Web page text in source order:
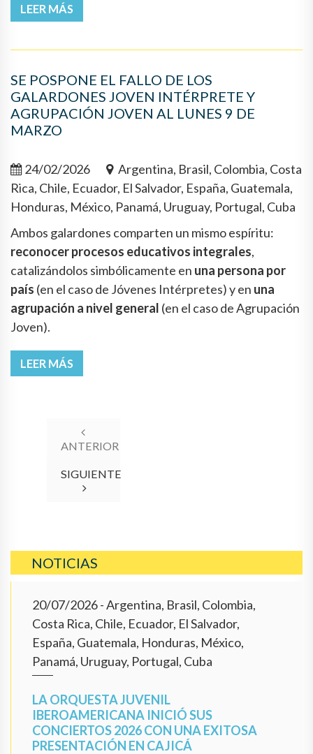
LEER MÁS
SE POSPONE EL FALLO DE LOS
GALARDONES JOVEN INTÉRPRETE Y
AGRUPACIÓN JOVEN AL LUNES 9 DE
MARZO
24/02/2026
Argentina, Brasil, Colombia, Costa
Rica, Chile, Ecuador, El Salvador, España, Guatemala,
Honduras, México, Panamá, Uruguay, Portugal, Cuba
Ambos galardones comparten un mismo espíritu:
reconocer procesos educativos integrales,
catalizándolos simbólicamente en una persona por
país (en el caso de Jóvenes Intérpretes) y en una
agrupación a nivel general (en el caso de Agrupación
Joven).
LEER MÁS
ANTERIOR
SIGUIENTE
NOTICIAS
20/07/2026- Argentina, Brasil, Colombia,
Costa Rica, Chile, Ecuador, El Salvador,
España, Guatemala, Honduras, México,
Panamá, Uruguay, Portugal, Cuba
LA ORQUESTA JUVENIL
IBEROAMERICANA INICIÓ SUS
CONCIERTOS 2026 CON UNA EXITOSA
PRESENTACIÓN EN CAJICÁ